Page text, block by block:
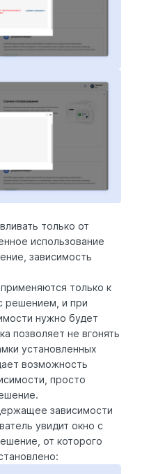
только от
использование
зависимость
только к
решением, и при
нужно будет
позволяет не вгонять
установленных
возможность
просто
зависимости
увидит окно с
от которого